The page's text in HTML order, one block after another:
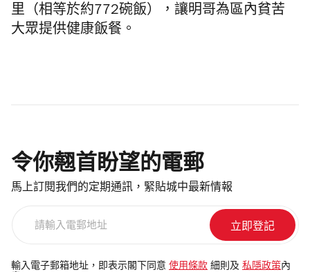
里（相等於約772碗飯），讓明哥為區內貧苦
大眾提供健康飯餐。
令你翹首盼望的電郵
馬上訂閱我們的定期通訊，緊貼城中最新情報
電
輸入電子郵箱地址，即表示閣下同意 使用條款 細則及 私隱政策內